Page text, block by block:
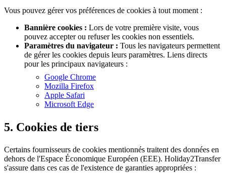
Vous pouvez gérer vos préférences de cookies à tout moment :
Bannière cookies : Lors de votre première visite, vous
pouvez accepter ou refuser les cookies non essentiels.
Paramètres du navigateur : Tous les navigateurs permettent
de gérer les cookies depuis leurs paramètres. Liens directs
pour les principaux navigateurs :
Google Chrome
Mozilla Firefox
Apple Safari
Microsoft Edge
5. Cookies de tiers
Certains fournisseurs de cookies mentionnés traitent des données en
dehors de l'Espace Économique Européen (EEE). Holiday2Transfer
s'assure dans ces cas de l'existence de garanties appropriées :